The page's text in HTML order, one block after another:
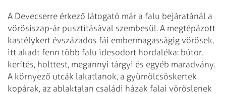
A Devecserre érkező látogató már a falu bejáratánál a
vörösiszap-ár pusztításával szembesül. A megtépázott
kastélykert évszázados fái embermagasságig vörösek,
itt akadt fenn több falu idesodort hordaléka: bútor,
kerítés, holttest, megannyi tárgyi és egyéb maradvány.
A környező utcák lakatlanok, a gyümölcsöskertek
kopárak, az ablaktalan családi házak falai vöröslenek